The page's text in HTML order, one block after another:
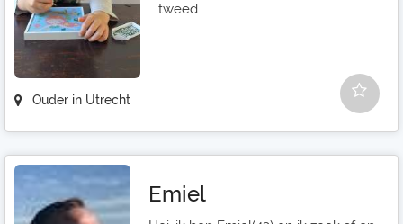
Ouder in Utrecht
tweed...
Emiel